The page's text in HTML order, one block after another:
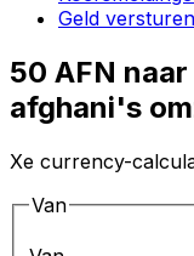
Geld versturen
50 AFN
afghani's
Xe currency-
Van